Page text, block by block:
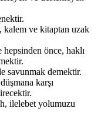
kalem ve kitaptan uzak
önce, haklı
savunmak demektir.
karşı
ilelebet yolumuzu